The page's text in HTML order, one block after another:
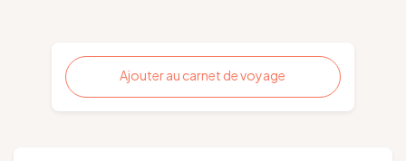
Ajouter au carnet de voyage